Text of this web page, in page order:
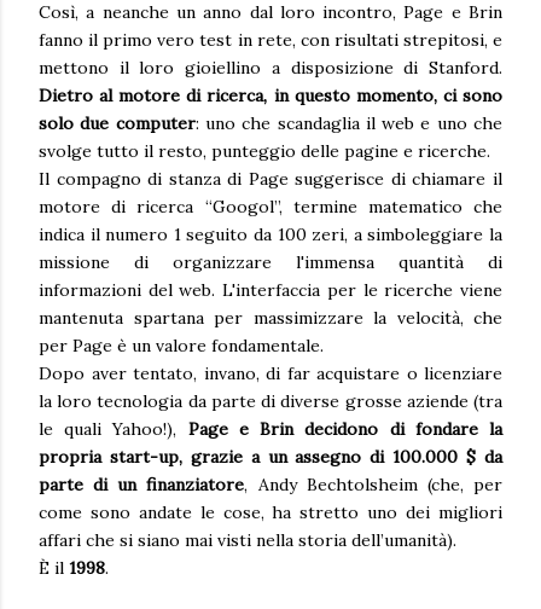
Così, a neanche un anno dal loro incontro, Page e Brin
fanno il primo vero test in rete, con risultati strepitosi, e
mettono il loro gioiellino a disposizione di Stanford.
Dietro al motore di ricerca, in questo momento, ci sono
solo due computer: uno che scandaglia il web e uno che
svolge tutto il resto, punteggio delle pagine e ricerche.
Il compagno di stanza di Page suggerisce di chiamare il
motore di ricerca “Googol”, termine matematico che
indica il numero 1 seguito da 100 zeri, a simboleggiare la
missione di organizzare l'immensa quantità di
informazioni del web. L'interfaccia per le ricerche viene
mantenuta spartana per massimizzare la velocità, che
per Page è un valore fondamentale.
Dopo aver tentato, invano, di far acquistare o licenziare
la loro tecnologia da parte di diverse grosse aziende (tra
le quali Yahoo!), Page e Brin decidono di fondare la
propria start-up, grazie a un assegno di 100.000 $ da
parte di un finanziatore, Andy Bechtolsheim (che, per
come sono andate le cose, ha stretto uno dei migliori
affari che si siano mai visti nella storia dell’umanità).
È il 1998.